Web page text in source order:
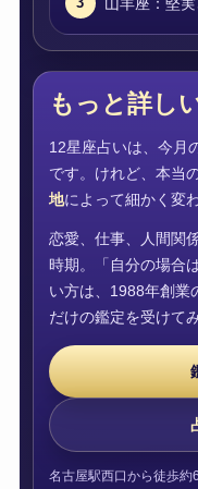
もっと詳し
12星座占いは、今月
です。けれど、本当
地によって細かく変
恋愛、仕事、人間関
時期。「自分の場合
い方は、1988年創業
だけの鑑定を受けて
名古屋駅西口から徒歩